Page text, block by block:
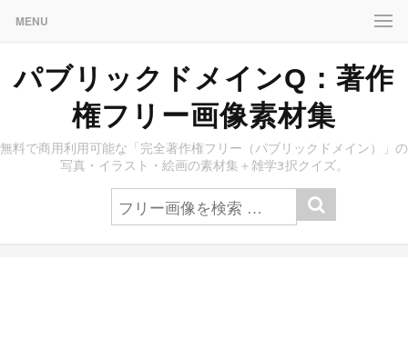
MENU
パブリックドメインQ：著作
権フリー画像素材集
無料で商用利用可能な「完全著作権フリー（パブリックドメイン）」の
写真・イラスト・絵画の素材集＋雑学3択クイズ。